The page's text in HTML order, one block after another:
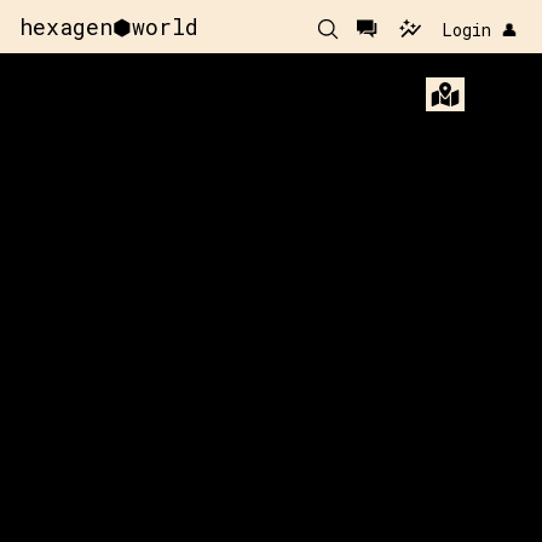
hexagen⬢world Login 👤